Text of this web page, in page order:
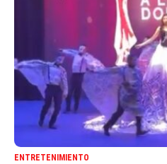
ENTRETENIMIENTO